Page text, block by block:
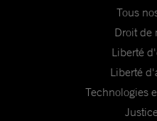
Tous
Droit de
Liberté
Liberté
Technologies